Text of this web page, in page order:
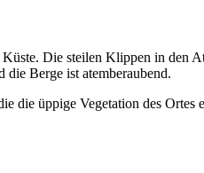
Küste. Die steilen Klippen in den
Berge ist atemberaubend.
die üppige Vegetation des Ortes